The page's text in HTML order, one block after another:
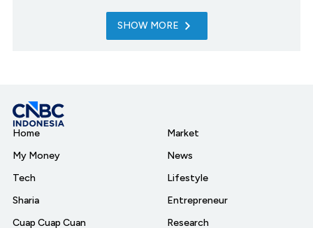
SHOW MORE
Home
My Money
Tech
Sharia
Cuap Cuap Cuan
Market
News
Lifestyle
Entrepreneur
Research